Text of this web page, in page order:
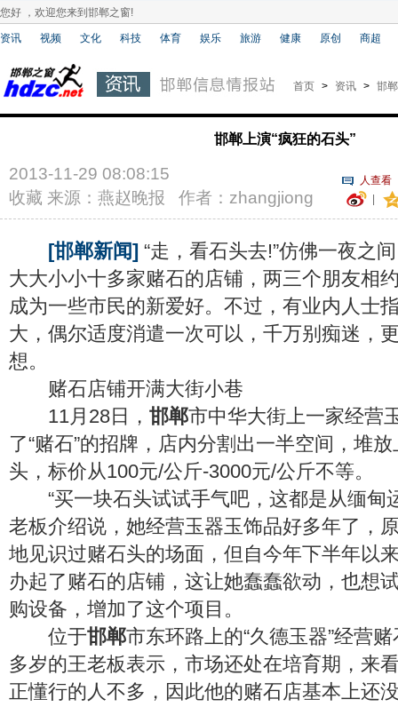
您好 ，欢迎您来到邯郸之窗!
资讯 视频 文化 科技 体育 娱乐 旅游 健康 原创 商超
首页 > 资讯 > 邯郸
邯郸上演“疯狂的石头”
人查看
2013-11-29 08:08:15
收藏 来源：燕赵晚报 作者：zhangjiong
[邯郸新闻] “走，看石头去!”仿佛一夜之
大大小小十多家赌石的店铺，两三个朋友相
成为一些市民的新爱好。不过，有业内人士
大，偶尔适度消遣一次可以，千万别痴迷，
想。
赌石店铺开满大街小巷
11月28日， 邯郸市中华大街上一家经营
了“赌石”的招牌，店内分割出一半空间，堆
头，标价从100元/公斤-3000元/公斤不等。
“买一块石头试试手气吧，这都是从缅甸
老板介绍说，她经营玉器玉饰品好多年了，
地见识过赌石头的场面，但自今年下半年以
办起了赌石的店铺，这让她蠢蠢欲动，也想
购设备，增加了这个项目。
位于邯郸市东环路上的“久德玉器”经营
多岁的王老板表示，市场还处在培育期，来
正懂行的人不多，因此他的赌石店基本上还